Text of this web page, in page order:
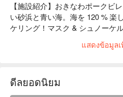
【施設紹介】おきなわポークビ
い砂浜と青い海。海を 120 % 楽
ケリング！マスク & シュノーケ
レンタルできるので、手軽に海
が広がる遠浅の海を、カヤック
ーツを満喫しましょう！
แสดงข้อมูล
ดีลยอดนิยม